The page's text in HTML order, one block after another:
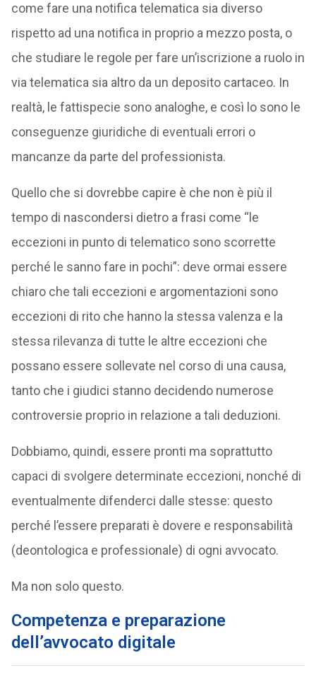
come fare una notifica telematica sia diverso
rispetto ad una notifica in proprio a mezzo posta, o
che studiare le regole per fare un’iscrizione a ruolo in
via telematica sia altro da un deposito cartaceo. In
realtà, le fattispecie sono analoghe, e così lo sono le
conseguenze giuridiche di eventuali errori o
mancanze da parte del professionista.
Quello che si dovrebbe capire è che non è più il
tempo di nascondersi dietro a frasi come “le
eccezioni in punto di telematico sono scorrette
perché le sanno fare in pochi”: deve ormai essere
chiaro che tali eccezioni e argomentazioni sono
eccezioni di rito che hanno la stessa valenza e la
stessa rilevanza di tutte le altre eccezioni che
possano essere sollevate nel corso di una causa,
tanto che i giudici stanno decidendo numerose
controversie proprio in relazione a tali deduzioni.
Dobbiamo, quindi, essere pronti ma soprattutto
capaci di svolgere determinate eccezioni, nonché di
eventualmente difenderci dalle stesse: questo
perché l’essere preparati è dovere e responsabilità
(deontologica e professionale) di ogni avvocato.
Ma non solo questo.
Competenza e preparazione
dell’avvocato digitale